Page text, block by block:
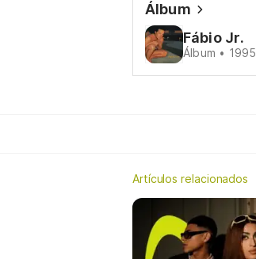
Álbum
Fábio Jr.
Álbum • 1995
Artículos relacionados